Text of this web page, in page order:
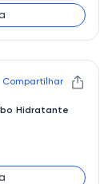
Compartilhar
Hidratante